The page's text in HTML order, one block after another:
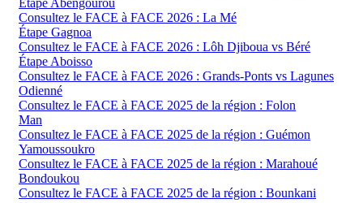
Étape Abengourou
Consultez le FACE à FACE 2026 : La Mé
Étape Gagnoa
Consultez le FACE à FACE 2026 : Lôh Djiboua vs Béré
Étape Aboisso
Consultez le FACE à FACE 2026 : Grands-Ponts vs Lagunes
Odienné
Consultez le FACE à FACE 2025 de la région : Folon
Man
Consultez le FACE à FACE 2025 de la région : Guémon
Yamoussoukro
Consultez le FACE à FACE 2025 de la région : Marahoué
Bondoukou
Consultez le FACE à FACE 2025 de la région : Bounkani